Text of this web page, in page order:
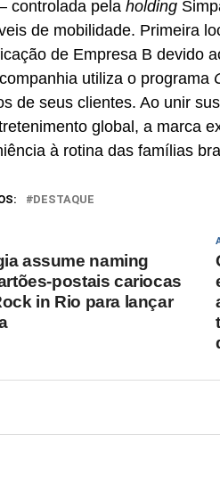
controlada pela holding
de mobilidade. Primeira
de Empresa B devido
utiliza o programa
de seus clientes. Ao unir
global, a marca
à rotina das famílias
DESTAQUE
assume naming
postais cariocas
in Rio para lançar